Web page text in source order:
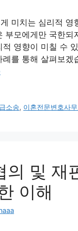
미치는 심리적
부모에게만 국한
영향이 미칠 수
를 통해 살펴보
소송, 이혼전문변호사
및 재
이해